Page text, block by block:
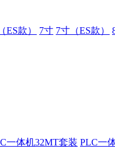
ES款） 7寸 7寸（ES款）
一体机32MT套装 PLC一